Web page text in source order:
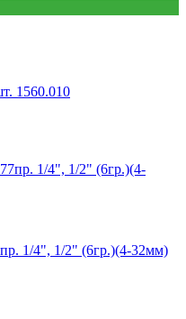
1560.010
1/4", 1/2" (6гр.)(4-32мм)